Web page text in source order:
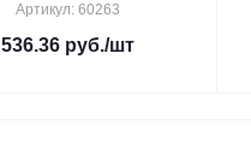
Артикул: 60263
536.36 руб./шт